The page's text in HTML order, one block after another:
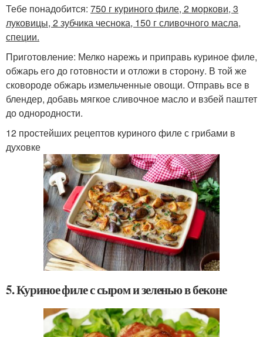
Тебе понадобится: 750 г куриного филе, 2 моркови, 3
луковицы, 2 зубчика чеснока, 150 г сливочного масла,
специи.
Приготовление: Мелко нарежь и приправь куриное филе,
обжарь его до готовности и отложи в сторону. В той же
сковороде обжарь измельченные овощи. Отправь все в
блендер, добавь мягкое сливочное масло и взбей паштет
до однородности.
12 простейших рецептов куриного филе с грибами в
духовке
5. Куриное филе с сыром и зеленью в беконе